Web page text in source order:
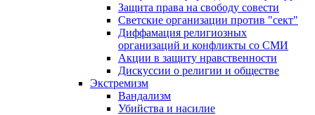
Защита права на свободу совести
Светские организации против "сект"
Диффамация религиозных
организаций и конфликты со СМИ
Акции в защиту нравственности
Дискуссии о религии и обществе
Экстремизм
Вандализм
Убийства и насилие